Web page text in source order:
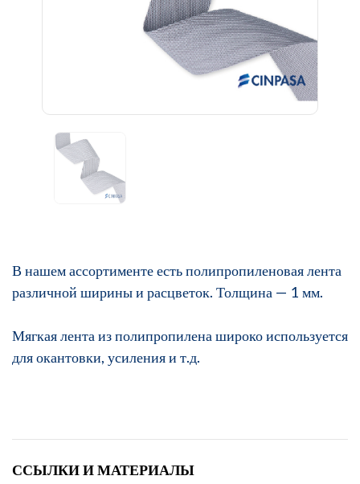
Next
В нашем ассортименте есть полипропиленовая лента
различной ширины и расцветок. Толщина — 1 мм.
Мягкая лента из полипропилена широко используется
для окантовки, усиления и т.д.
ССЫЛКИ И МАТЕРИАЛЫ